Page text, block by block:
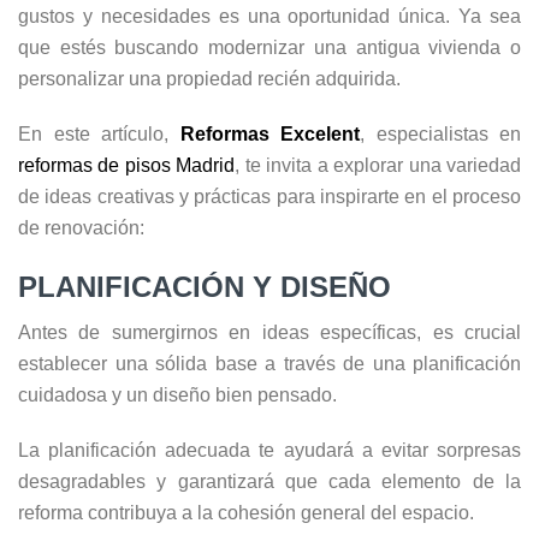
gustos y necesidades es una oportunidad única. Ya sea
que estés buscando modernizar una antigua vivienda o
personalizar una propiedad recién adquirida.
En este artículo, Reformas Excelent, especialistas en
reformas de pisos Madrid, te invita a explorar una variedad
de ideas creativas y prácticas para inspirarte en el proceso
de renovación:
PLANIFICACIÓN Y DISEÑO
Antes de sumergirnos en ideas específicas, es crucial
establecer una sólida base a través de una planificación
cuidadosa y un diseño bien pensado.
La planificación adecuada te ayudará a evitar sorpresas
desagradables y garantizará que cada elemento de la
reforma contribuya a la cohesión general del espacio.